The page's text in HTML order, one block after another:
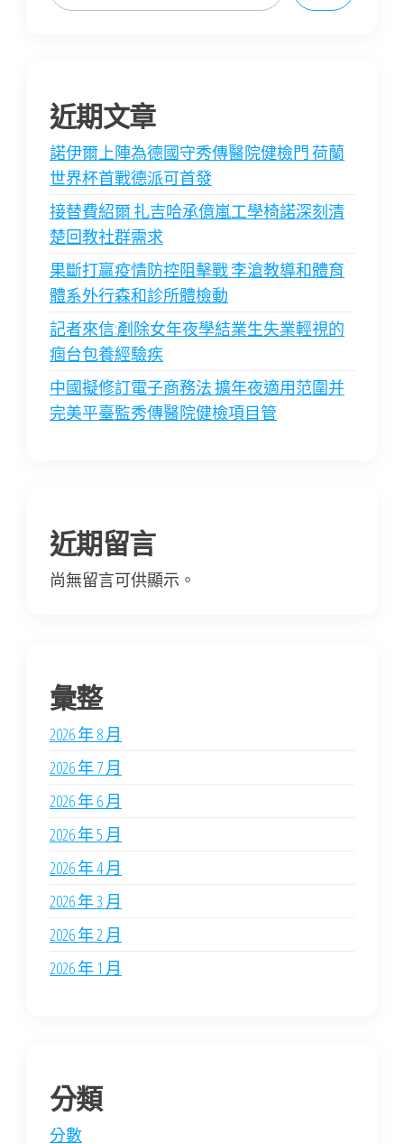
近期文章
諾伊爾上陣為德國守秀傳醫院健檢門 荷蘭
世界杯首戰德派可首發
接替費紹爾 扎吉哈承億嵐工學椅諾深刻清
楚回教社群需求
果斷打贏疫情防控阻擊戰 李滄教導和體育
體系外行森和診所體檢動
記者來信:剷除女年夜學結業生失業輕視的
痼台包養經驗疾
中國擬修訂電子商務法 擴年夜適用范圍并
完美平臺監秀傳醫院健檢項目管
近期留言
尚無留言可供顯示。
彙整
2026 年 8 月
2026 年 7 月
2026 年 6 月
2026 年 5 月
2026 年 4 月
2026 年 3 月
2026 年 2 月
2026 年 1 月
分類
分數